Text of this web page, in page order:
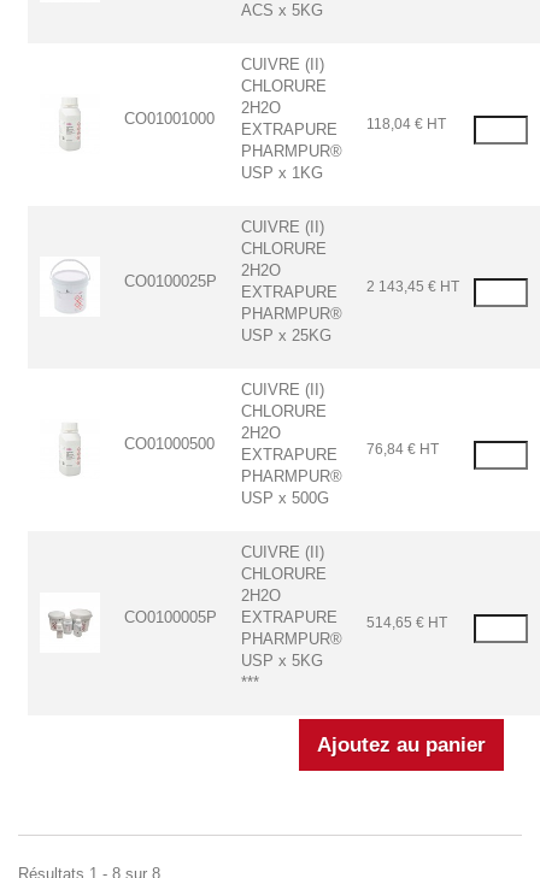
ACS x 5KG
CO01001000
CUIVRE (II)
CHLORURE
2H2O
EXTRAPURE
PHARMPUR®
USP x 1KG
118,04 € HT
CO0100025P
CUIVRE (II)
CHLORURE
2H2O
EXTRAPURE
PHARMPUR®
USP x 25KG
2 143,45 € HT
CO01000500
CUIVRE (II)
CHLORURE
2H2O
EXTRAPURE
PHARMPUR®
USP x 500G
76,84 € HT
CO0100005P
CUIVRE (II)
CHLORURE
2H2O
EXTRAPURE
PHARMPUR®
USP x 5KG
***
514,65 € HT
Résultats 1 - 8 sur 8.